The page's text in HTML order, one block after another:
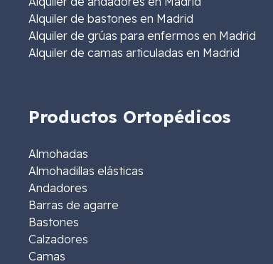
Alquiler de bastones en Madrid
Alquiler de grúas para enfermos en Madrid
Alquiler de camas articuladas en Madrid
Productos Ortopédicos
Almohadas
Almohadillas elásticas
Andadores
Barras de agarre
Bastones
Calzadores
Camas